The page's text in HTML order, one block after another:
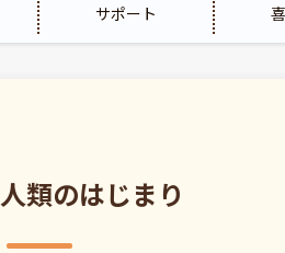
サポート
人類のはじまり